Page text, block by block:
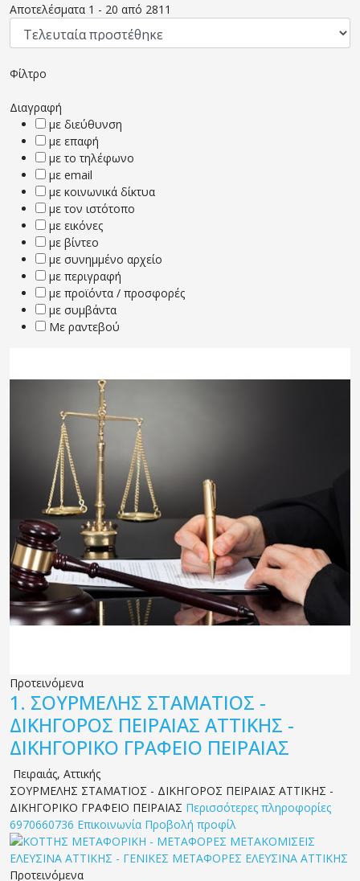
Αποτελέσματα 1 - 20 από 2811
Φίλτρο
Διαγραφή
με διεύθυνση
με επαφή
με το τηλέφωνο
με email
με κοινωνικά δίκτυα
με τον ιστότοπο
με εικόνες
με βίντεο
με συνημμένο αρχείο
με περιγραφή
με προϊόντα / προσφορές
με συμβάντα
Με ραντεβού
Προτεινόμενα
1. ΣΟΥΡΜΕΛΗΣ ΣΤΑΜΑΤΙΟΣ -
ΔΙΚΗΓΟΡΟΣ ΠΕΙΡΑΙΑΣ ΑΤΤΙΚΗΣ -
ΔΙΚΗΓΟΡΙΚΟ ΓΡΑΦΕΙΟ ΠΕΙΡΑΙΑΣ
Πειραιάς, Αττικής
ΣΟΥΡΜΕΛΗΣ ΣΤΑΜΑΤΙΟΣ - ΔΙΚΗΓΟΡΟΣ ΠΕΙΡΑΙΑΣ ΑΤΤΙΚΗΣ -
ΔΙΚΗΓΟΡΙΚΟ ΓΡΑΦΕΙΟ ΠΕΙΡΑΙΑΣ Περισσότερες πληροφορίες
6970660736 Επικοινωνία Προβολή προφίλ
Προτεινόμενα